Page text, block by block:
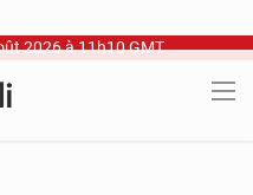
2026 à 11h10 GMT